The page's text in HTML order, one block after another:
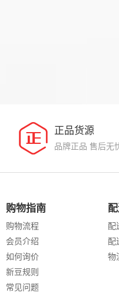
正品货源
品牌正品 售后无
购物指南
购物流程
会员介绍
如何询价
新豆规则
常见问题
配
配
物